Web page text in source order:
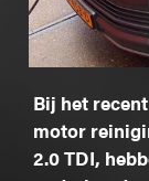
Bij het
motor
2.0 TDI,